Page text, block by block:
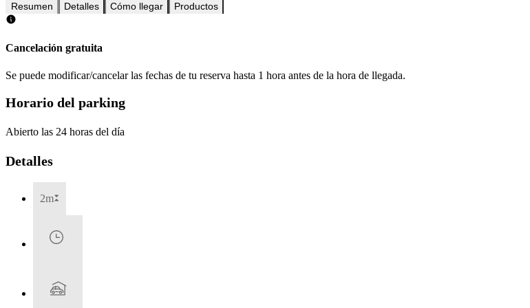
Resumen Detalles Cómo llegar Productos
Cancelación gratuita
Se puede modificar/cancelar las fechas de tu reserva hasta 1 hora antes de la hora de llegada.
Horario del parking
Abierto las 24 horas del día
Detalles
2m